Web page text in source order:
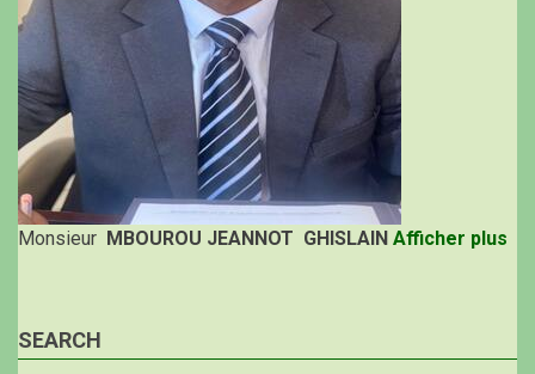
Monsieur MBOUROU JEANNOT GHISLAIN Afficher plus
SEARCH